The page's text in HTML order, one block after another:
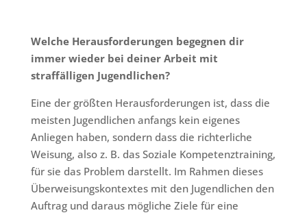
Welche Herausforderungen begegnen dir
immer wieder bei deiner Arbeit mit
straffälligen Jugendlichen?
Eine der größten Herausforderungen ist, dass die
meisten Jugendlichen anfangs kein eigenes
Anliegen haben, sondern dass die richterliche
Weisung, also z. B. das Soziale Kompetenztraining,
für sie das Problem darstellt. Im Rahmen dieses
Überweisungskontextes mit den Jugendlichen den
Auftrag und daraus mögliche Ziele für eine